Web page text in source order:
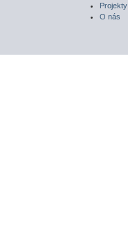
Projekty
O nás